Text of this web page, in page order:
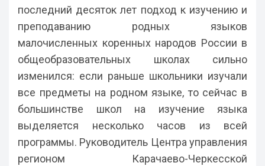
последний десяток лет подход к изучению и
преподаванию родных языков
малочисленных коренных народов России в
общеобразовательных школах сильно
изменился: если раньше школьники изучали
все предметы на родном языке, то сейчас в
большинстве школ на изучение языка
выделяется несколько часов из всей
программы. Руководитель Центра управления
регионом Карачаево-Черкесской